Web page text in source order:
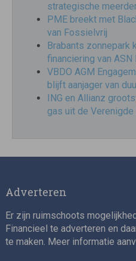
strategische
PME breekt met
van Fossielvrij
Brabants zonnepark
financiering van
VBDO AGM
blijft aanjager van
ING en Allianz
gas uit de Verenigde
Adverteren
Er zijn ruimschoots
Financieel te adverteren en
te maken. Meer informatie